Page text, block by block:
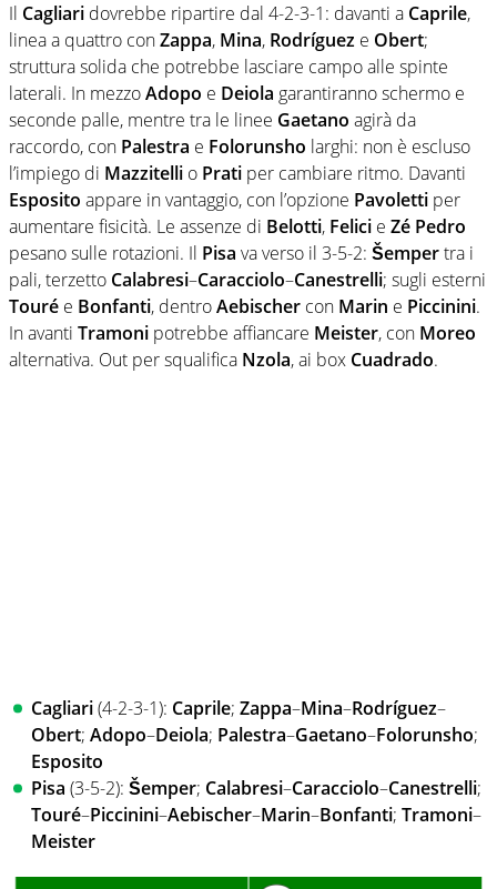
Il Cagliari dovrebbe ripartire dal 4-2-3-1: davanti a Caprile,
linea a quattro conZappa, Mina, Rodríguez e Obert;
struttura solida che potrebbe lasciare campo alle spinte
laterali. In mezzoAdopo e Deiola garantiranno schermo e
seconde palle, mentre tra le linee Gaetano agirà da
raccordo, con Palestra e Folorunsho larghi: non è escluso
l’impiego di Mazzitelli o Prati per cambiare ritmo. Davanti
Esposito appare in vantaggio, con l’opzione Pavoletti per
aumentare fisicità. Le assenze di Belotti, Felici e Zé Pedro
pesano sulle rotazioni. Il Pisa va verso il 3-5-2: Šempertra i
pali, terzetto Calabresi–Caracciolo–Canestrelli; sugli esterni
Touré e Bonfanti, dentroAebischer con Marin e Piccinini.
In avanti Tramoni potrebbe affiancare Meister, con Moreo
alternativa. Out per squalifica Nzola, ai box Cuadrado.
Cagliari(4-2-3-1): Caprile; Zappa–Mina–Rodríguez–
Obert; Adopo–Deiola; Palestra–Gaetano–Folorunsho;
Esposito
Pisa (3-5-2): Šemper; Calabresi–Caracciolo–Canestrelli;
Touré–Piccinini–Aebischer–Marin–Bonfanti; Tramoni–
Meister